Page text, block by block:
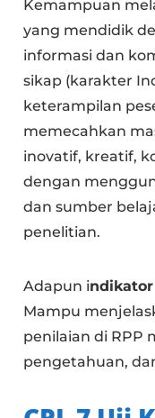
Kemampuan
yang mendidik
informasi dan
sikap (karakter
keterampilan
memecahkan
inovatif, kreatif,
dengan
dan sumber
penelitian.
Adapun i
Mampu
penilaian di RPP
pengetahuan,